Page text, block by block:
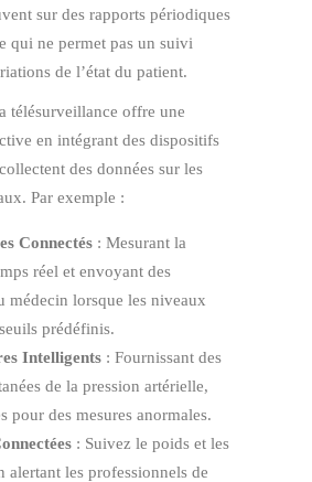
sur des rapports périodiques
qui ne permet pas un suivi
de l’état du patient.
télésurveillance offre une
en intégrant des dispositifs
des données sur les
Par exemple :
Connectés : Mesurant la
réel et envoyant des
médecin lorsque les niveaux
prédéfinis.
Intelligents : Fournissant des
de la pression artérielle,
pour des mesures anormales.
: Suivez le poids et les
alertant les professionnels de